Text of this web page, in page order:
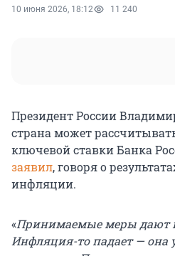
10 июня 2026, 18:12 11 240
Президент России
страна может
ключевой ставки Банка
заявил, говоря о
инфляции.
«Принимаемые меры дают
Инфляция-то падает — она